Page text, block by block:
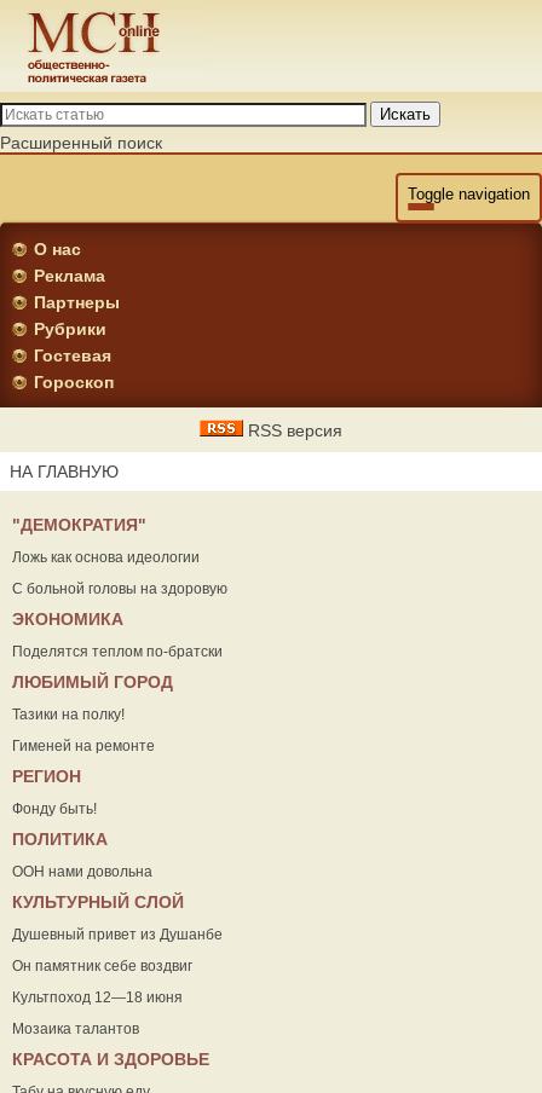
Искать
Расширенный поиск
Toggle navigation
О нас
Реклама
Партнеры
Рубрики
Гостевая
Гороскоп
RSS версия
НА ГЛАВНУЮ
"ДЕМОКРАТИЯ"
Ложь как основа идеологии
С больной головы на здоровую
ЭКОНОМИКА
Поделятся теплом по-братски
ЛЮБИМЫЙ ГОРОД
Тазики на полку!
Гименей на ремонте
РЕГИОН
Фонду быть!
ПОЛИТИКА
ООН нами довольна
КУЛЬТУРНЫЙ СЛОЙ
Душевный привет из Душанбе
Он памятник себе воздвиг
Культпоход 12—18 июня
Мозаика талантов
КРАСОТА И ЗДОРОВЬЕ